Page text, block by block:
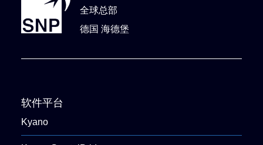
全球总部
德国 海德堡
软件平台
Kyano